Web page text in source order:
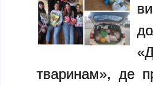
тваринам», де